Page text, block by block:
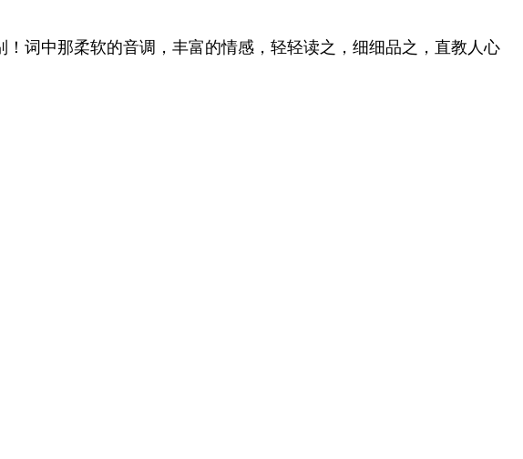
词中那柔软的音调，丰富的情感，轻轻读之，细细品之，直教人心